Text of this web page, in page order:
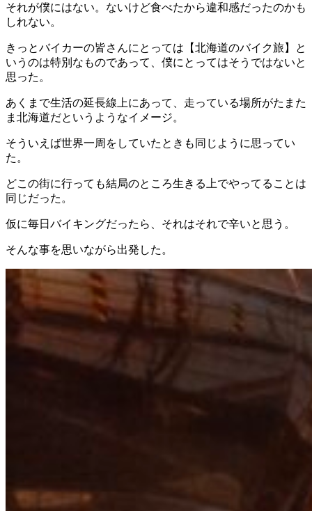
それが僕にはない。ないけど食べたから違和感だったのかも
しれない。
きっとバイカーの皆さんにとっては【北海道のバイク旅】と
いうのは特別なものであって、僕にとってはそうではないと
思った。
あくまで生活の延長線上にあって、走っている場所がたまた
ま北海道だというようなイメージ。
そういえば世界一周をしていたときも同じように思ってい
た。
どこの街に行っても結局のところ生きる上でやってることは
同じだった。
仮に毎日バイキングだったら、それはそれで辛いと思う。
そんな事を思いながら出発した。